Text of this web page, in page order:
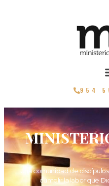
954
Una comunidad de
cumplir la labor que